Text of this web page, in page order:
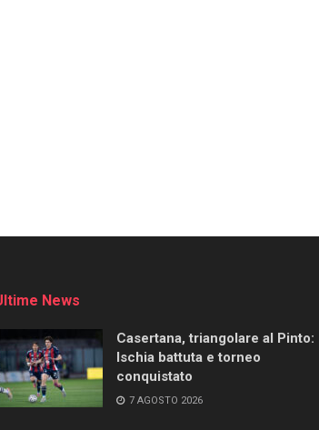
News
Casertana, triangolare al Pinto:
Ischia battuta e torneo
conquistato
7 AGOSTO 2026